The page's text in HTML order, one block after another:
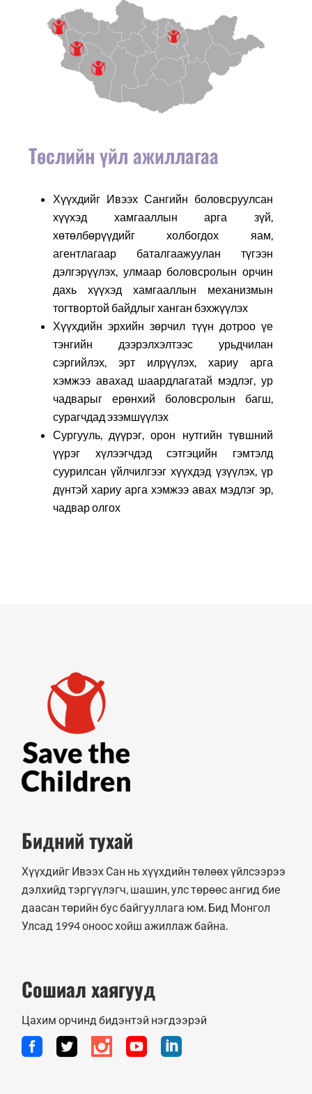
Төслийн үйл ажиллагаа
Хүүхдийг Ивээх Сангийн боловсруулсан
хүүхэд хамгааллын арга зүй,
хөтөлбөрүүдийг холбогдох яам,
агентлагаар баталгаажуулан түгээн
дэлгэрүүлэх, улмаар боловсролын орчин
дахь хүүхэд хамгааллын механизмын
тогтвортой байдлыг ханган бэхжүүлэх
Хүүхдийн эрхийн зөрчил түүн дотроо үе
тэнгийн дээрэлхэлтээс урьдчилан
сэргийлэх, эрт илрүүлэх, хариу арга
хэмжээ авахад шаардлагатай мэдлэг, ур
чадварыг ерөнхий боловсролын багш,
сурагчдад эзэмшүүлэх
Сургууль, дүүрэг, орон нутгийн түвшний
үүрэг хүлээгчдэд сэтгэцийн гэмтэлд
суурилсан үйлчилгээг хүүхдэд үзүүлэх, үр
дүнтэй хариу арга хэмжээ авах мэдлэг эр,
чадвар олгох
Бидний тухай
Хүүхдийг Ивээх Сан нь хүүхдийн төлөөх үйлсээрээ
дэлхийд тэргүүлэгч, шашин, улс төрөөс ангид бие
даасан төрийн бус байгууллага юм. Бид Монгол
Улсад 1994 оноос хойш ажиллаж байна.
Сошиал хаягууд
Цахим орчинд бидэнтэй нэгдээрэй